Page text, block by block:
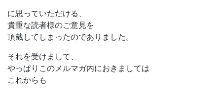
に思っていただける、
貴重な読者様のご意見を
頂戴してしまったのでありました。
それを受けまして、
やっぱりこのメルマガ内におきましては
これからも